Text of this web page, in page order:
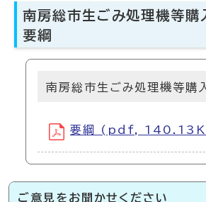
南房総市生ごみ処理機等購
要綱
南房総市生ごみ処理機等購
要綱 (pdf,
ご意見をお聞かせください